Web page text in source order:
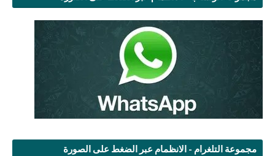
مجموعة التلغرام - الانظمام عبر الضغط على الصورة